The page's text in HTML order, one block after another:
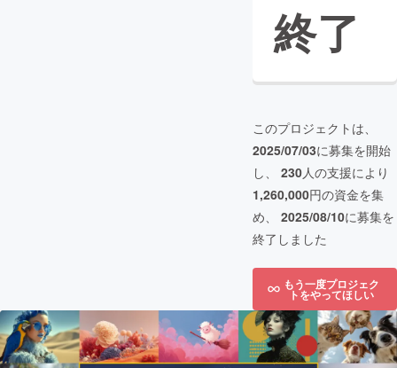
終了
このプロジェクトは、
2025/07/03に募集を開始
し、 230人の支援により
1,260,000円の資金を集
め、 2025/08/10に募集を
終了しました
もう一度プロジェク
トをやってほしい